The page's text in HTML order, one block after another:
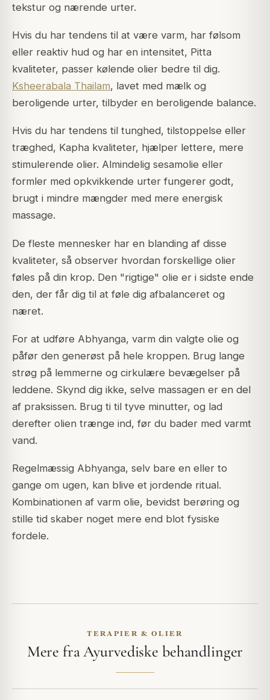
tekstur og nærende urter.
Hvis du har tendens til at være varm, har følsom
eller reaktiv hud og har en intensitet, Pitta
kvaliteter, passer kølende olier bedre til dig.
Ksheerabala Thailam, lavet med mælk og
beroligende urter, tilbyder en beroligende balance.
Hvis du har tendens til tunghed, tilstoppelse eller
træghed, Kapha kvaliteter, hjælper lettere, mere
stimulerende olier. Almindelig sesamolie eller
formler med opkvikkende urter fungerer godt,
brugt i mindre mængder med mere energisk
massage.
De fleste mennesker har en blanding af disse
kvaliteter, så observer hvordan forskellige olier
føles på din krop. Den "rigtige" olie er i sidste ende
den, der får dig til at føle dig afbalanceret og
næret.
For at udføre Abhyanga, varm din valgte olie og
påfør den generøst på hele kroppen. Brug lange
strøg på lemmerne og cirkulære bevægelser på
leddene. Skynd dig ikke, selve massagen er en del
af praksissen. Brug ti til tyve minutter, og lad
derefter olien trænge ind, før du bader med varmt
vand.
Regelmæssig Abhyanga, selv bare en eller to
gange om ugen, kan blive et jordende ritual.
Kombinationen af varm olie, bevidst berøring og
stille tid skaber noget mere end blot fysiske
fordele.
TERAPIER & OLIER
Mere fra Ayurvediske behandlinger